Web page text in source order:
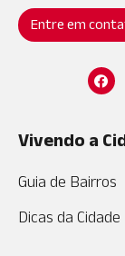
Entre em
Vivendo a
Guia de Bairros
Dicas da Cidade